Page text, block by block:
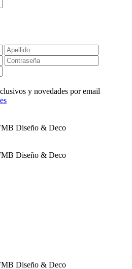
y novedades por email